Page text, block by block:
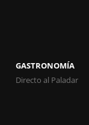
GASTRONOMÍA
Directo al Paladar